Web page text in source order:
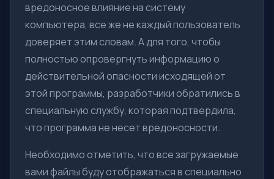
вредоносное влияние на систему
компьютера, все же не каждый пользователь
доверяет этим словам. А для того, чтобы
полностью опровергнуть информацию о
действительной опасности исходящей от
этой программы, разработчики обратились в
специальную службу, которая подтвердила,
что программа не несет вредоносности.
Необходимо отметить, что все загружаемые
вами файлы буду отображаться в специально